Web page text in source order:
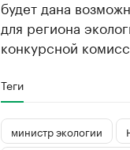
будет дана
для региона
конкурсной
Теги
министр экологии